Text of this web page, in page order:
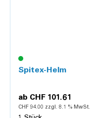
Spitex-Helm
ab CHF 101.61
CHF 94.00 zzgl. 8.1 % MwSt.